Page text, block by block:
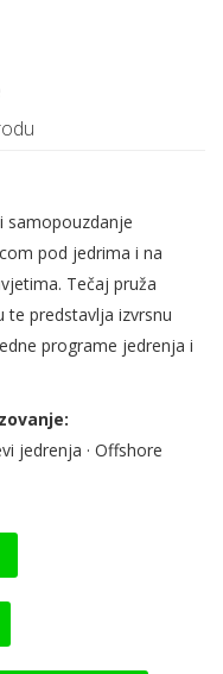
samopouzdanje
pod jedrima i na
Tečaj pruža
te predstavlja izvrsnu
programe jedrenja i
jedrenja · Offshore